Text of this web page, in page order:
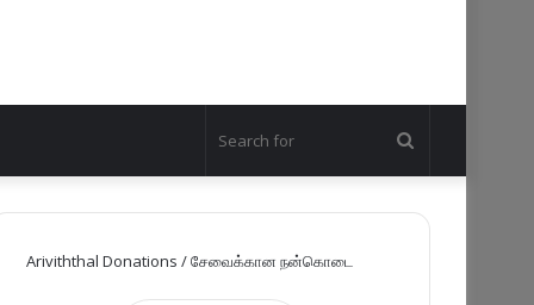
for
Ariviththal Donations / சேவைக்கான நன்கொடை